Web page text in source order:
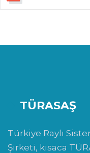
TÜRASAŞ
Türkiye Raylı
Şirketi, kısaca